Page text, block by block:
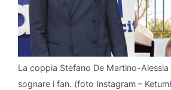
La coppia Stefano De Martino-
sognare i fan. (foto Instagram –